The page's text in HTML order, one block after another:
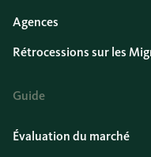
Agences
Rétrocessions sur les
Guide
Évaluation du marché